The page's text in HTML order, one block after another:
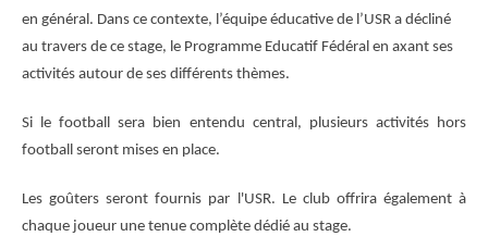
en général. Dans ce contexte, l’équipe éducative de l’USR a décliné
au travers de ce stage, le Programme Educatif Fédéral en axant ses
activités autour de ses différents thèmes.
Si le football sera bien entendu central, plusieurs activités hors
football seront mises en place.
Les goûters seront fournis par l'USR. Le club offrira également à
chaque joueur une tenue complète dédié au stage.